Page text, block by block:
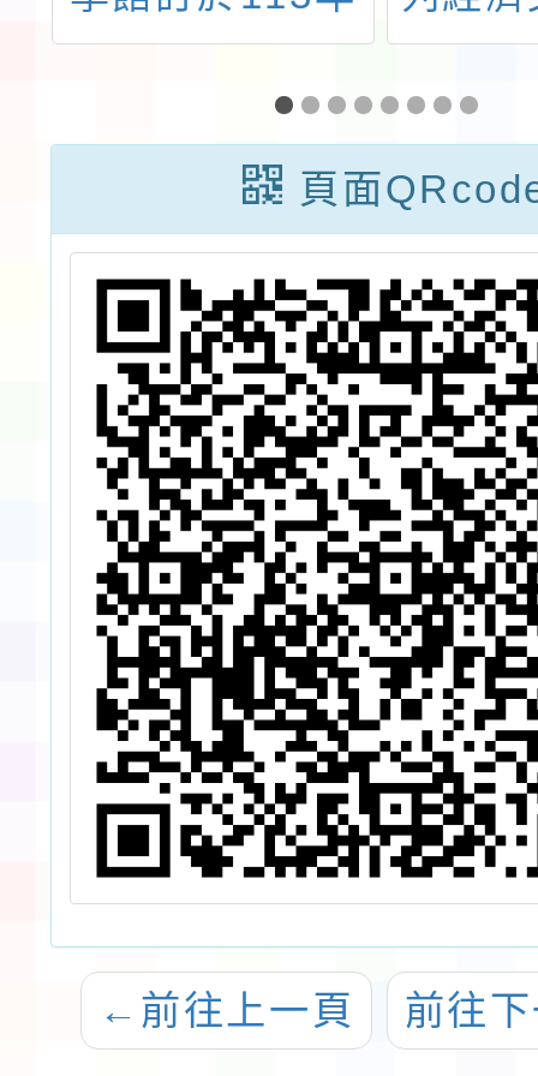
12月20日辦理
「113年文化體
驗教育計畫(北
區)」成果展暨
徵件說明會一案
處邀
辦理
計
頁面
← 前往上一頁 前往